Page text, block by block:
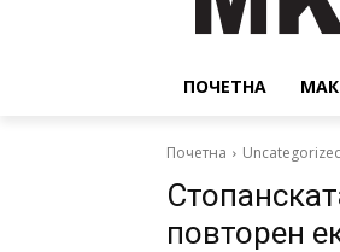
ПОЧЕТНА
Почетна
повторен